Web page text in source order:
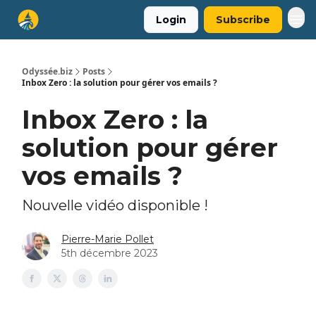
Login Subscribe
Odyssée.biz
Posts
Inbox Zero : la solution pour gérer vos emails ?
Inbox Zero : la
solution pour gérer
vos emails ?
Nouvelle vidéo disponible !
Pierre-Marie Pollet
5th décembre 2023